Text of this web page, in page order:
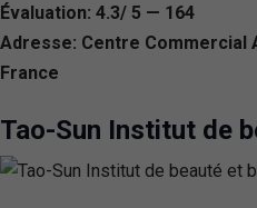
Évaluation: 4.3/ 5 — 164
Adresse: Centre Commercial
France
Tao-Sun Institut de